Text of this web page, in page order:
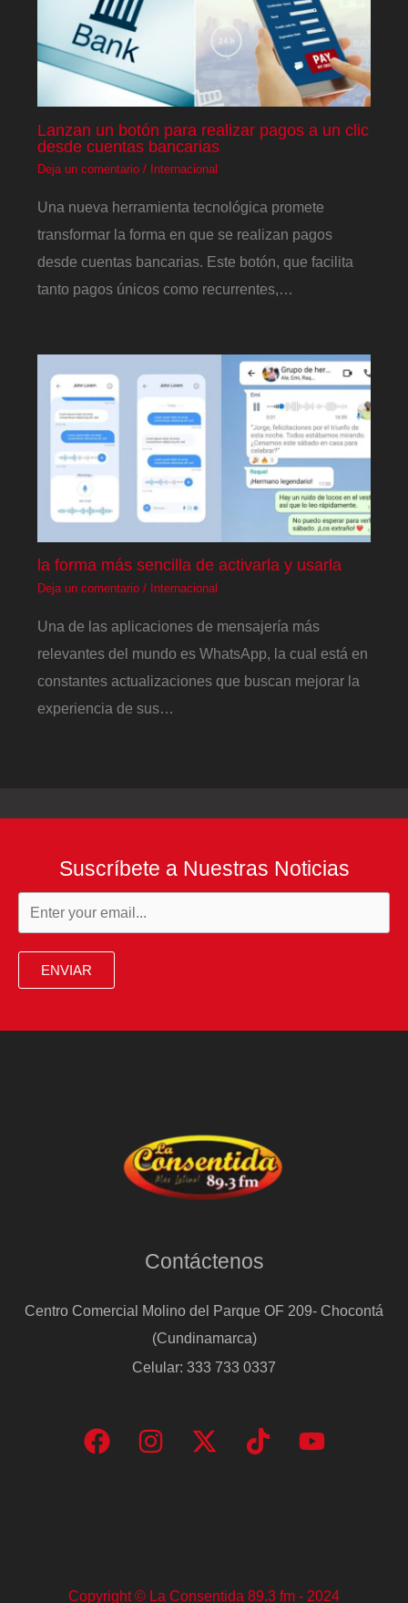
Lanzan un botón para realizar pagos a un clic
desde cuentas bancarias
Deja un comentario / Internacional
Una nueva herramienta tecnológica promete
transformar la forma en que se realizan pagos
desde cuentas bancarias. Este botón, que facilita
tanto pagos únicos como recurrentes,…
la forma más sencilla de activarla y usarla
Deja un comentario / Internacional
Una de las aplicaciones de mensajería más
relevantes del mundo es WhatsApp, la cual está en
constantes actualizaciones que buscan mejorar la
experiencia de sus…
Suscríbete a Nuestras Noticias
ENVIAR
Contáctenos
Centro Comercial Molino del Parque OF 209- Chocontá
(Cundinamarca)
Celular: 333 733 0337
Copyright © La Consentida 89.3 fm - 2024